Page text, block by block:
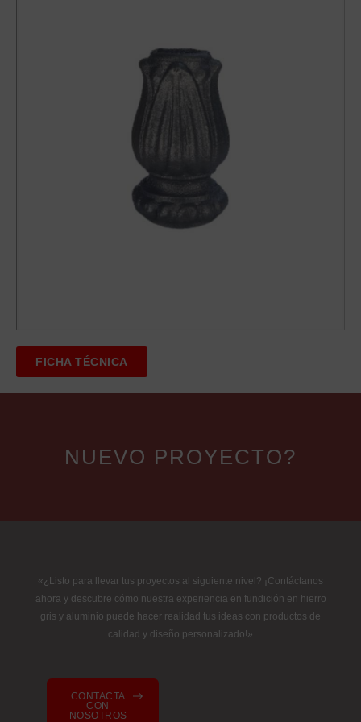
FICHA TÉCNICA
NUEVO PROYECTO?
«¿Listo para llevar tus proyectos al siguiente nivel? ¡Contáctanos
ahora y descubre cómo nuestra experiencia en fundición en hierro
gris y aluminio puede hacer realidad tus ideas con productos de
calidad y diseño personalizado!»
CONTACTA
CON
NOSOTROS